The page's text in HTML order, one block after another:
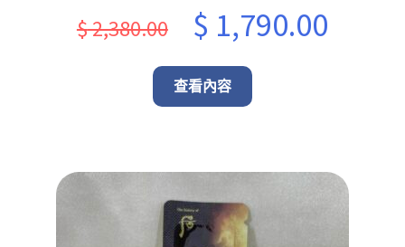
$2,380.00
Original
price
was:
$ 1,790.00
查看內容